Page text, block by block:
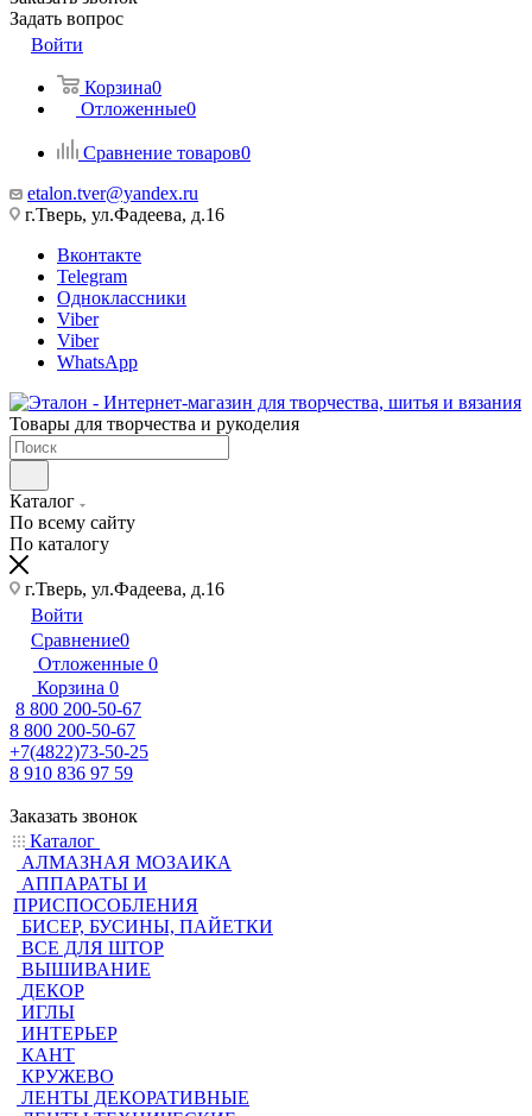
Задать вопрос
Войти
Корзина0
Отложенные0
Сравнение товаров0
etalon.tver@yandex.ru
г.Тверь, ул.Фадеева, д.16
Вконтакте
Telegram
Одноклассники
Viber
Viber
WhatsApp
Товары для творчества и рукоделия
Каталог
По всему сайту
По каталогу
г.Тверь, ул.Фадеева, д.16
Войти
Сравнение0
Отложенные 0
Корзина 0
8 800 200-50-67
8 800 200-50-67
+7(4822)73-50-25
8 910 836 97 59
Заказать звонок
Каталог
АЛМАЗНАЯ МОЗАИКА
АППАРАТЫ И
ПРИСПОСОБЛЕНИЯ
БИСЕР, БУСИНЫ, ПАЙЕТКИ
ВСЕ ДЛЯ ШТОР
ВЫШИВАНИЕ
ДЕКОР
ИГЛЫ
ИНТЕРЬЕР
КАНТ
КРУЖЕВО
ЛЕНТЫ ДЕКОРАТИВНЫЕ